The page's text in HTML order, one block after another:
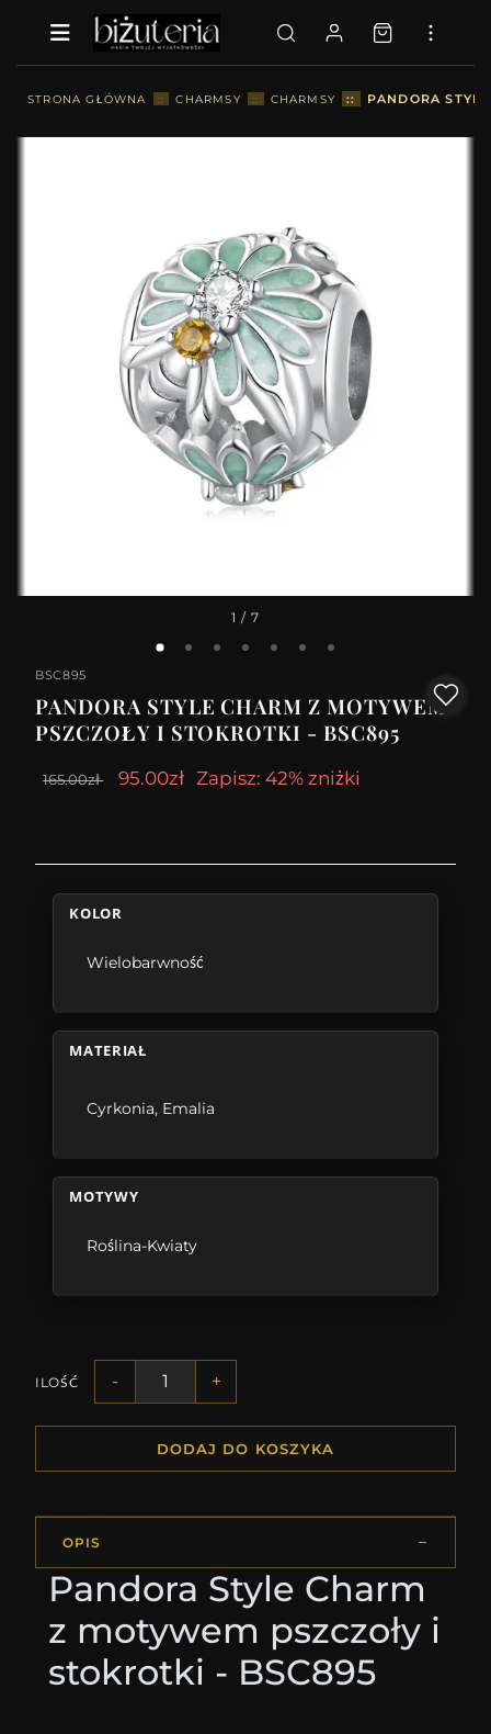
STRONA GŁÓWNA :: CHARMSY :: CHARMSY :: PANDORA
1 / 7
BSC895
PANDORA STYLE CHARM Z MOTYWEM
PSZCZOŁY I STOKROTKI - BSC895
165.00zł 95.00zł Zapisz: 42% zniżki
KOLOR
Wielobarwność
MATERIAŁ
Cyrkonia, Emalia
MOTYWY
Roślina-Kwiaty
ILOŚĆ - +
DODAJ DO KOSZYKA
OPIS
Pandora Style Charm
z motywem pszczoły i
stokrotki - BSC895